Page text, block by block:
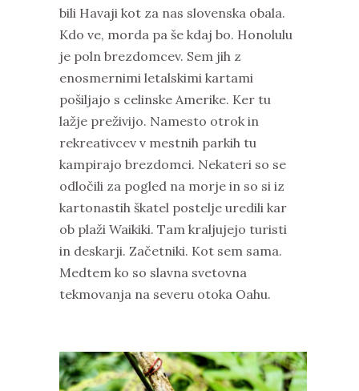
bili Havaji kot za nas slovenska obala.
Kdo ve, morda pa še kdaj bo. Honolulu
je poln brezdomcev. Sem jih z
enosmernimi letalskimi kartami
pošiljajo s celinske Amerike. Ker tu
lažje preživijo. Namesto otrok in
rekreativcev v mestnih parkih tu
kampirajo brezdomci. Nekateri so se
odločili za pogled na morje in so si iz
kartonastih škatel postelje uredili kar
ob plaži Waikiki. Tam kraljujejo turisti
in deskarji. Začetniki. Kot sem sama.
Medtem ko so slavna svetovna
tekmovanja na severu otoka Oahu.